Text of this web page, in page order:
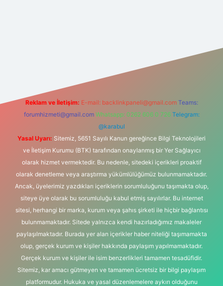
Reklam ve İletişim: E-mail: backlinkpaneli@gmail.com Teams:
forumhizmeti@gmail.com Whatsapp: 0262 606 0 726 Telegram:
@karabul
Yasal Uyarı: Sitemiz, 5651 Sayılı Kanun gereğince Bilgi Teknolojileri
ve İletişim Kurumu (BTK) tarafından onaylanmış bir Yer Sağlayıcı
olarak hizmet vermektedir. Bu nedenle, sitedeki içerikleri proaktif
olarak denetleme veya araştırma yükümlülüğümüz bulunmamaktadır.
Ancak, üyelerimiz yazdıkları içeriklerin sorumluluğunu taşımakta olup,
siteye üye olarak bu sorumluluğu kabul etmiş sayılırlar. Bu internet
sitesi, herhangi bir marka, kurum veya şahıs şirketi ile hiçbir bağlantısı
bulunmamaktadır. Sitede yalnızca kendi hazırladığımız makaleler
paylaşılmaktadır. Burada yer alan içerikler haber niteliği taşımamakta
olup, gerçek kurum ve kişiler hakkında paylaşım yapılmamaktadır.
Gerçek kurum ve kişiler ile isim benzerlikleri tamamen tesadüfidir.
Sitemiz, kar amacı gütmeyen ve tamamen ücretsiz bir bilgi paylaşım
platformudur. Hukuka ve yasal düzenlemelere aykırı olduğunu